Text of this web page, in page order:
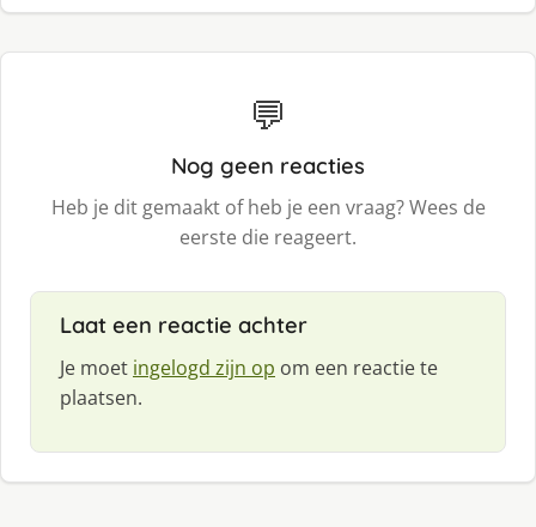
💬
Nog geen reacties
Heb je dit gemaakt of heb je een vraag? Wees de
eerste die reageert.
Laat een reactie achter
Je moet ingelogd zijn op om een reactie te
plaatsen.